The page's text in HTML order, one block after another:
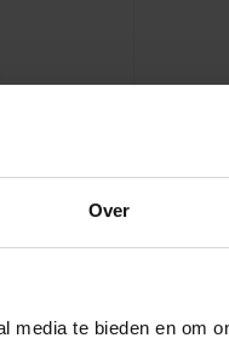
Over
media te bieden en om
meer